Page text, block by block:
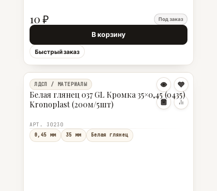
10 ₽ Под заказ
В корзину
Быстрый заказ
ЛДСП / МАТЕРИАЛЫ
Белая глянец 037 GL Кромка 35×0,45 (0435)
Kronoplast (200м/5шт)
АРТ. 30230
0,45 мм
35 мм Белая глянец